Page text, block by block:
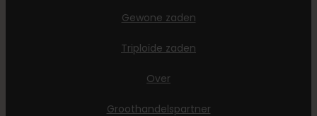
Gewone zaden
Triploïde zaden
Over
Groothandelspartner